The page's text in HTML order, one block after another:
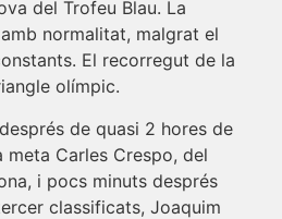
del Trofeu Blau. La
normalitat, malgrat el
El recorregut de la
olímpic.
de quasi 2 hores de
meta Carles Crespo, del
i pocs minuts després
classificats, Joaquim